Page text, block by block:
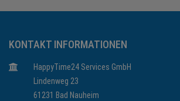
KONTAKT INFORMATIONEN
HappyTime24 Services GmbH
Lindenweg 23
61231 Bad Nauheim